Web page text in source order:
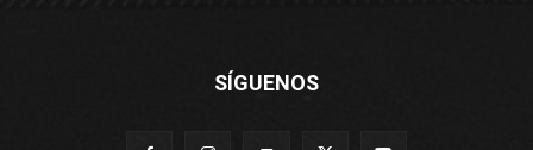
SÍGUENOS